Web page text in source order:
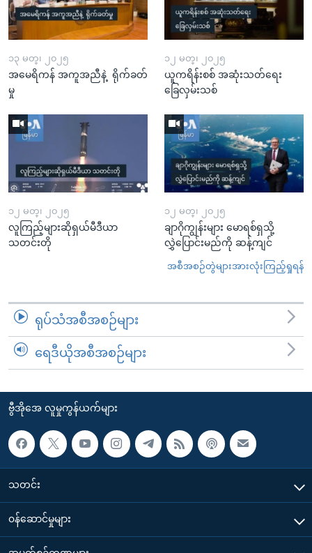
၁၃ မတ္၊ ၂၀၂၅
အမေရိကန် အကူအညီနဲ့ ရိုက်ခတ်
မှု
၁၂ မတ္၊ ၂၀၂၅
ယူကရိန်းစစ် အဆုံးသတ်ရေး
ခြေလှမ်းသစ်
၁၂ မတ္၊ ၂၀၂၅
လူကြည့်များဆိုရှယ်မီဒီယာ
သတင်းတို
၁၂ မတ္၊ ၂၀၂၅
ချာဂိုကျွန်းများ မောရစ်ရှသို့
လွှဲပြောင်းမည်ကို ဆန့်ကျင်
အစီအစဉ်တွဲများအားလုံးကြည့်ရှုရန်
ရုပ်သံအစီအစဉ်များ
ရေဒီယိုအစီအစဉ်များ
ဗွီအိုအေ လူမှုကွန်ယက်များ
သတင်း
၀န်ဆောင်မှုများ